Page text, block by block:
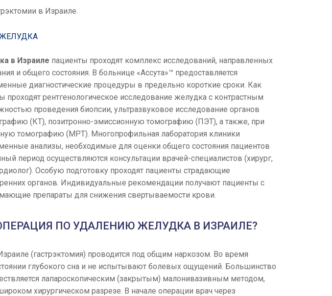
в Израиле.
в Израиле пациенты проходят комплекс исследований, направленных
и общего состояния. В больнице «Ассута»™ предоставляется
диагностические процедуры в предельно короткие сроки. Как
проходят рентгенологическое исследование желудка с контрастным
проведения биопсии, ультразвуковое исследование органов
(КТ), позитронно-эмиссионную томографию (ПЭТ), а также, при
томографию (МРТ). Многопрофильная лаборатория клиники
анализы, необходимые для оценки общего состояния пациентов
период осуществляются консультации врачей-специалистов (хирург,
Особую подготовку проходят пациенты страдающие
органов. Индивидуальные рекомендации получают пациенты с
препараты для снижения свертываемости крови.
ПО УДАЛЕНИЮ ЖЕЛУДКА В ИЗРАИЛЕ?
(гастрэктомия) проводится под общим наркозом. Во время
глубокого сна и не испытывают болевых ощущений. Большинство
лапароскопическим (закрытым) малонивазивным методом,
хирургическом разрезе. В начале операции врач через